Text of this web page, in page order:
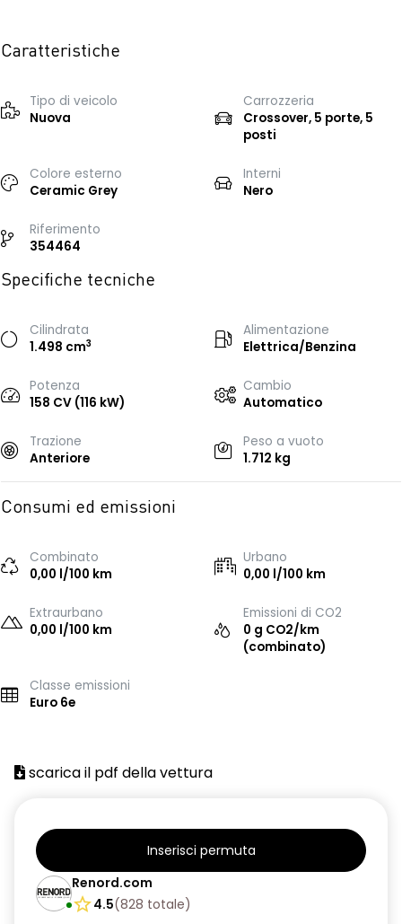
Caratteristiche
Tipo di veicolo
Nuova
Carrozzeria
Crossover, 5 porte, 5
posti
Colore esterno
Ceramic Grey
Interni
Nero
Riferimento
354464
Specifiche tecniche
Cilindrata
1.498 cm3
Alimentazione
Elettrica/Benzina
Potenza
158 CV (116 kW)
Cambio
Automatico
Trazione
Anteriore
Peso a vuoto
1.712 kg
Consumi ed emissioni
Combinato
0,00 l/100 km
Urbano
0,00 l/100 km
Extraurbano
0,00 l/100 km
Emissioni di CO2
0 g CO2/km
(combinato)
Classe emissioni
Euro 6e
scarica il pdf della vettura
Inserisci permuta
Renord.com
4.5(828 totale)